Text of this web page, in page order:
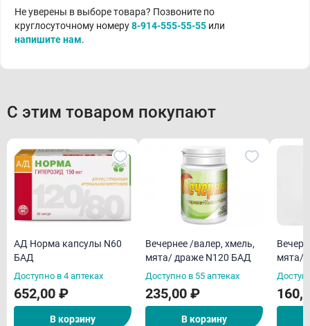
Не уверены в выборе товара? Позвоните по
круглосуточному номеру8-914-555-55-55 или
напишите нам.
С этим товаром покупают
АД Норма капсулы N60
БАД
Доступно в 4 аптеках
652,00 ₽
В корзину
Вечернее /валер, хмель,
мята/ драже N120 БАД
Доступно в 55 аптеках
235,00 ₽
В корзину
мята/